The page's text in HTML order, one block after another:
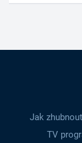
Jak zhubnout
TV